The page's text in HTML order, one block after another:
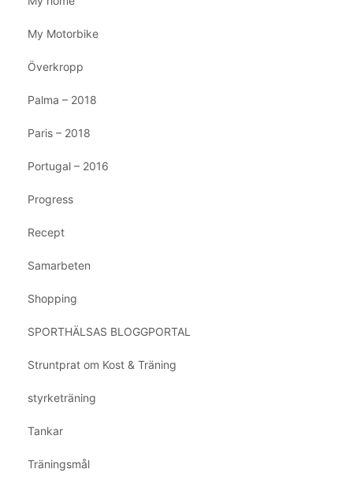
My Motorbike
Överkropp
Palma – 2018
Paris – 2018
Portugal – 2016
Progress
Recept
Samarbeten
Shopping
SPORTHÄLSAS BLOGGPORTAL
Struntprat om Kost & Träning
styrketräning
Tankar
Träningsmål